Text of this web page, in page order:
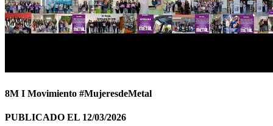
8M I Movimiento #MujeresdeMetal
PUBLICADO EL 12/03/2026